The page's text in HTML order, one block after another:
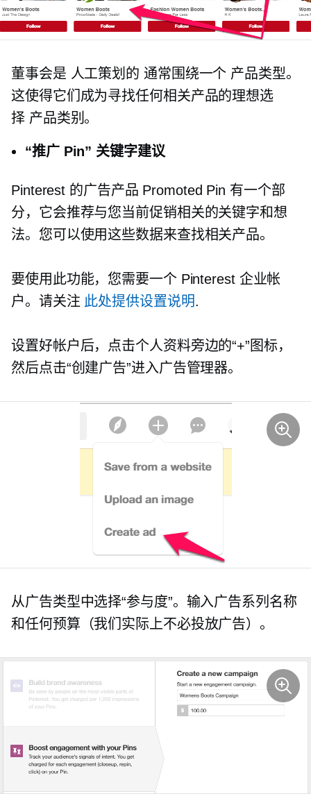
董事会是 人工策划的 通常围绕一个 产品类型。
这使得它们成为寻找任何相关产品的理想选
择 产品类别。
“推广 Pin” 关键字建议
Pinterest 的广告产品 Promoted Pin 有一个部
分，它会推荐与您当前促销相关的关键字和想
法。您可以使用这些数据来查找相关产品。
要使用此功能，您需要一个 Pinterest 企业帐
户。请关注 此处提供设置说明.
设置好帐户后，点击个人资料旁边的“+”图标，
然后点击“创建广告”进入广告管理器。
从广告类型中选择“参与度”。输入广告系列名称
和任何预算（我们实际上不必投放广告）。